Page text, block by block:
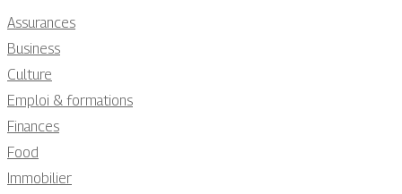
Assurances
Business
Culture
Emploi & formations
Finances
Food
Immobilier